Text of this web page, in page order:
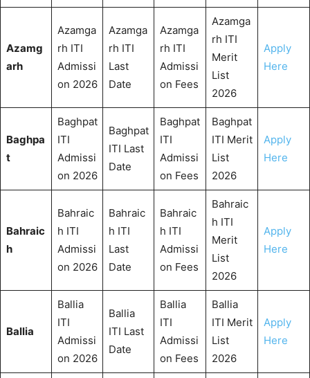
Azamg
arh
Azamga
rh ITI
Admissi
on 2026
Azamga
rh ITI
Last
Date
Azamga
rh ITI
Admissi
on Fees
Azamga
rh ITI
Merit
List
2026
Apply
Here
Baghpa
t
Baghpat
ITI
Admissi
on 2026
Baghpat
ITI Last
Date
Baghpat
ITI
Admissi
on Fees
Baghpat
ITI Merit
List
2026
Apply
Here
Bahraic
h
Bahraic
h ITI
Admissi
on 2026
Bahraic
h ITI
Last
Date
Bahraic
h ITI
Admissi
on Fees
Bahraic
h ITI
Merit
List
2026
Apply
Here
Ballia
Ballia
ITI
Admissi
on 2026
Ballia
ITI Last
Date
Ballia
ITI
Admissi
on Fees
Ballia
ITI Merit
List
2026
Apply
Here